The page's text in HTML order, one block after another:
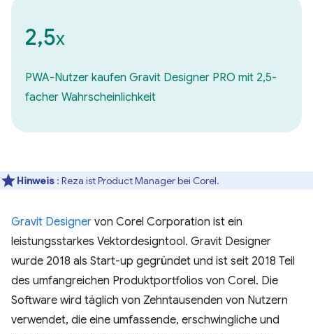
2,5x
PWA-Nutzer kaufen Gravit Designer PRO mit 2,5-
facher Wahrscheinlichkeit
Hinweis : Reza ist Product Manager bei Corel.
Gravit Designer von Corel Corporation ist ein
leistungsstarkes Vektordesigntool. Gravit Designer
wurde 2018 als Start-up gegründet und ist seit 2018 Teil
des umfangreichen Produktportfolios von Corel. Die
Software wird täglich von Zehntausenden von Nutzern
verwendet, die eine umfassende, erschwingliche und